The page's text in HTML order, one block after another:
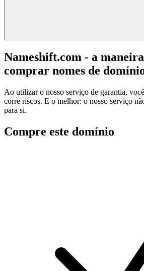
Nameshift.com - a
comprar nomes de
Ao utilizar o nosso serviço de garantia,
corre riscos. E o melhor: o nosso serviço
para si.
Compre este domínio